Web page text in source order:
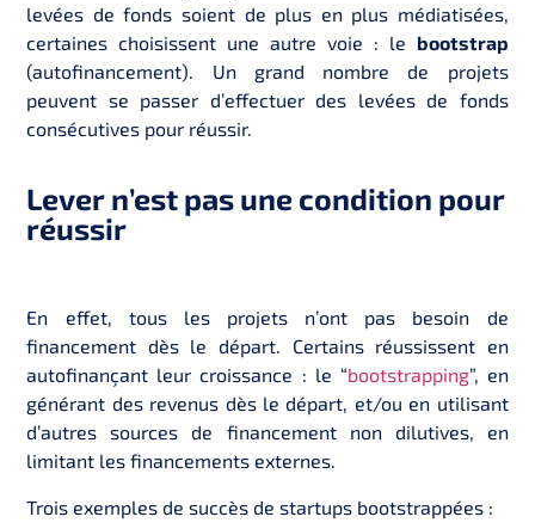
levées de fonds soient de plus en plus médiatisées,
certaines choisissent une autre voie : le bootstrap
(autofinancement). Un grand nombre de projets
peuvent se passer d’effectuer des levées de fonds
consécutives pour réussir.
Lever n’est pas une condition pour
réussir
En effet, tous les projets n’ont pas besoin de
financement dès le départ. Certains réussissent en
autofinançant leur croissance : le “bootstrapping”, en
générant des revenus dès le départ, et/ou en utilisant
d’autres sources de financement non dilutives, en
limitant les financements externes.
Trois exemples de succès de startups bootstrappées :